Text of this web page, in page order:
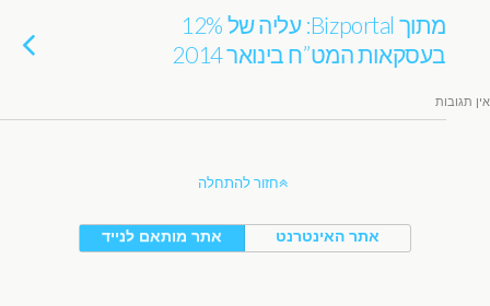
מתוך Bizportal: עליה של 12%
בעסקאות המט”ח בינואר 2014
אין תגובות
חזור להתחלה
אתר מותאם לנייד אתר האינטרנט